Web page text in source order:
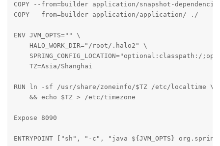
COPY --from=builder application/snapshot-
COPY --from=builder application/application/ ./
ENV JVM_OPTS="" \
    HALO_WORK_DIR="/root/.halo2" \
SPRING_CONFIG_LOCATION="optional:classpath:/
    TZ=Asia/Shanghai
RUN ln -sf /usr/share/zoneinfo/$TZ /etc/localtime \
    && echo $TZ > /etc/timezone
Expose 8090
ENTRYPOINT ["sh", "-c", "java ${JVM_OPTS}